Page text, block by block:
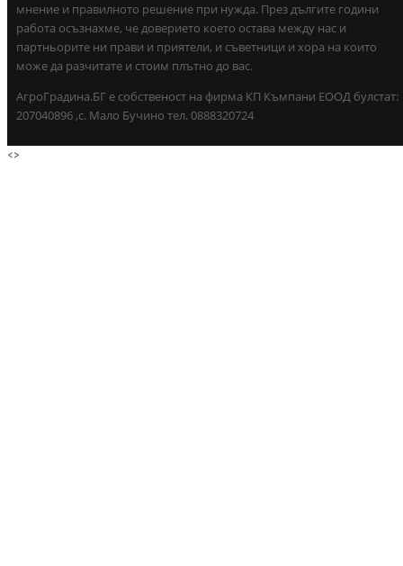
мнение и правилното решение при нужда. През дългите години
работа осъзнахме, че доверието което остава между нас и
партньорите ни прави и приятели, и съветници и хора на които
може да разчитате и стоим плътно до вас.
АгроГрадина.БГ е собственост на фирма КП Къмпани ЕООД булстат:
207040896 ,с. Мало Бучино тел. 0888320724
<>